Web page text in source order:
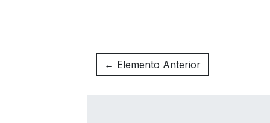
← Elemento Anterior